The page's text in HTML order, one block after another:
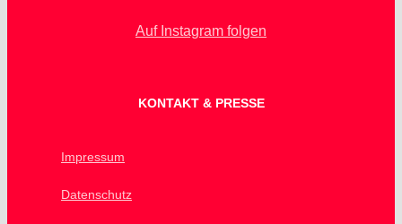
Auf Instagram folgen
KONTAKT & PRESSE
Impressum
Datenschutz